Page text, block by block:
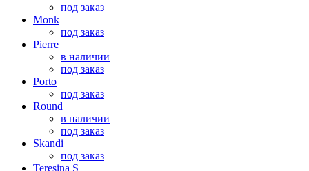
под заказ
Monk
под заказ
Pierre
в наличии
под заказ
Porto
под заказ
Round
в наличии
под заказ
Skandi
под заказ
Teresina S